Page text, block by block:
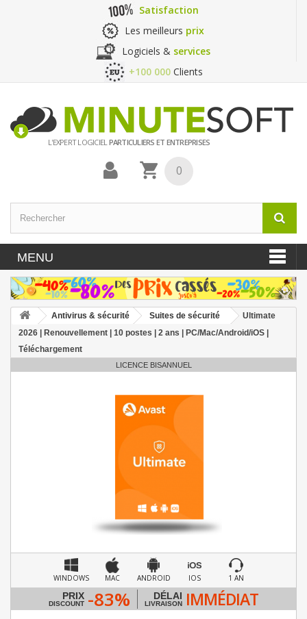
Satisfaction
Les meilleurs prix
Logiciels & services
+100 000 Clients
L'EXPERT LOGICIELPARTICULIERS ET ENTREPRISES
0
MENU
Antivirus & sécurité Suites de sécurité
Ultimate
2026 | Renouvellement | 10 postes | 2 ans | PC/Mac/Android/iOS |
Téléchargement
LICENCE BISANNUEL
WINDOWS MAC ANDROID IOS 1 AN
PRIX
DISCOUNT -83% DÉLAI
LIVRAISON IMMÉDIAT